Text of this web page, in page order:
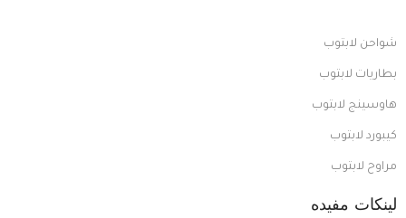
شواحن لابتوب
بطاريات لابتوب
هاوسينج لابتوب
كيبورد لابتوب
مراوح لابتوب
لينكات مفيده